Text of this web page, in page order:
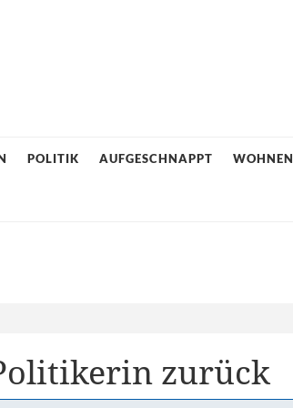
POLITIK AUFGESCHNAPPT WOHNEN
zurück